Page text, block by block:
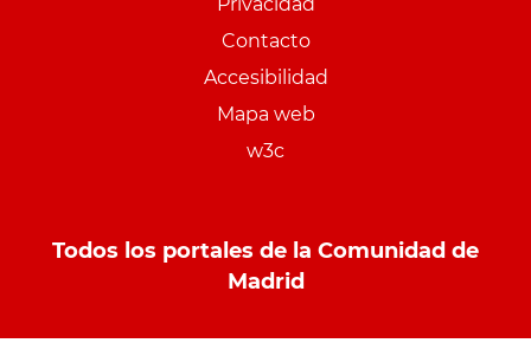
Contacto
Accesibilidad
Mapa web
w3c
Todos los portales de la Comunidad de
Madrid